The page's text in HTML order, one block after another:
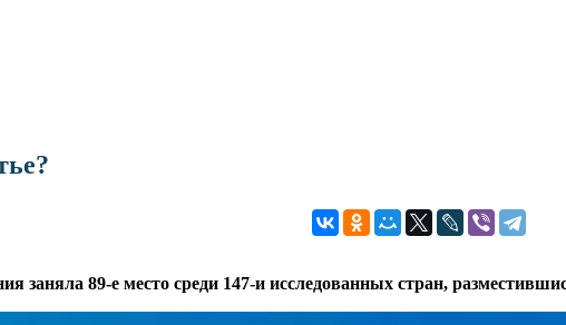
заняла 89-е место среди 147-и исследованных стран,